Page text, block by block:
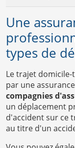
Une
types de
Le trajet
par une
compagnies
un déplacement
d'accident sur ce
au titre d'un